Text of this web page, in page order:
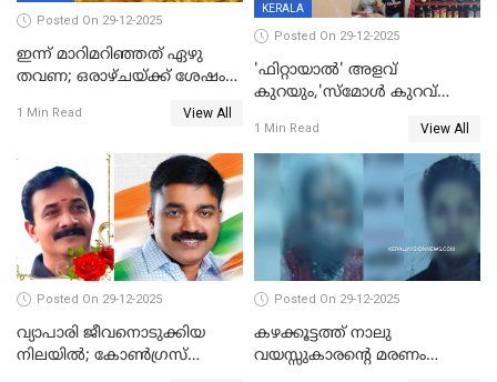
Posted On 29-12-2025
ഇന്ന് മാറിമറിഞ്ഞത് ഏഴു
തവണ; ഒരാഴ്ചയ്ക്ക് ശേഷം
1 Min Read View All
KERALA
Posted On 29-12-2025
'ഫിറ്റായാൽ' അളവ്
കുറയും,'സ്‌മോൾ കുറവ്
പിഴ
1 Min Read View All
Posted On 29-12-2025
വ്യാപാരി ജീവനൊടുക്കിയ
നിലയില്‍; കോണ്‍ഗ്രസ്
Posted On 29-12-2025
കഴക്കൂട്ടത്ത് നാലു
വയസ്സുകാരന്റെ മരണം